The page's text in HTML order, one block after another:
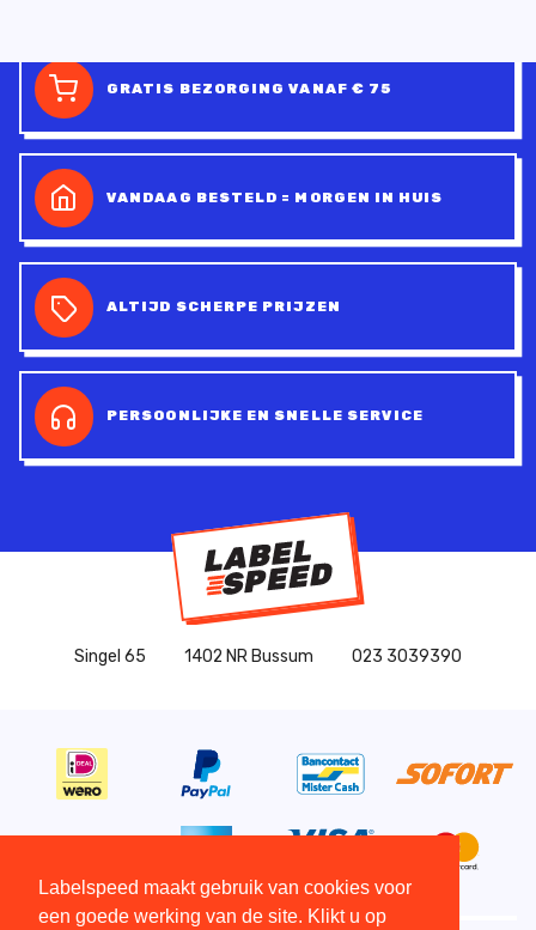
Labelspeed maakt gebruik van cookies voor
een goede werking van de site. Klikt u op
GRATIS BEZORGING VANAF € 75
VANDAAG BESTELD = MORGEN IN HUIS
ALTIJD SCHERPE PRIJZEN
PERSOONLIJKE EN SNELLE SERVICE
Singel 65 1402 NR Bussum 023 3039390